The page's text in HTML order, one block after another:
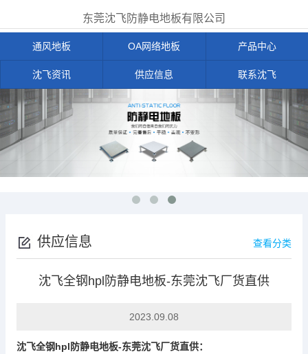
东莞沈飞防静电地板有限公司
通风地板 OA网络地板 产品中心
沈飞资讯 供应信息 联系沈飞
供应信息 查看分类
沈飞全钢hpl防静电地板-东莞沈飞厂货直供
2023.09.08
沈飞全钢hpl防静电地板-东莞沈飞厂货直供：